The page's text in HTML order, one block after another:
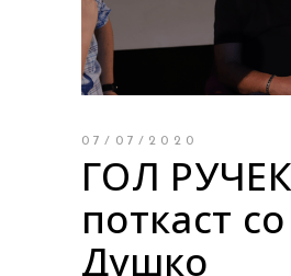
07/07/2020
ГОЛ
поткаст со
Душко